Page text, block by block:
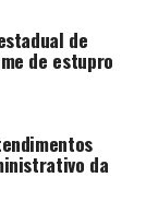
de
de estupro
da